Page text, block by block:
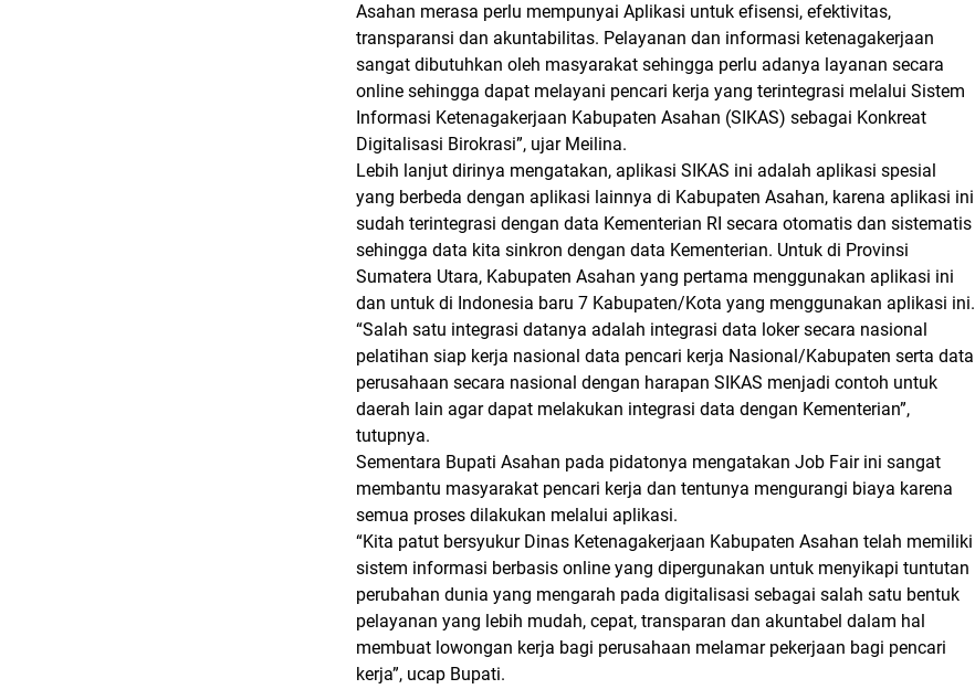
Asahan merasa perlu mempunyai Aplikasi untuk efisensi, efektivitas,
transparansi dan akuntabilitas. Pelayanan dan informasi ketenagakerjaan
sangat dibutuhkan oleh masyarakat sehingga perlu adanya layanan secara
online sehingga dapat melayani pencari kerja yang terintegrasi melalui Sistem
Informasi Ketenagakerjaan Kabupaten Asahan (SIKAS) sebagai Konkreat
Digitalisasi Birokrasi”, ujar Meilina.
Lebih lanjut dirinya mengatakan, aplikasi SIKAS ini adalah aplikasi spesial
yang berbeda dengan aplikasi lainnya di Kabupaten Asahan, karena aplikasi ini
sudah terintegrasi dengan data Kementerian RI secara otomatis dan sistematis
sehingga data kita sinkron dengan data Kementerian. Untuk di Provinsi
Sumatera Utara, Kabupaten Asahan yang pertama menggunakan aplikasi ini
dan untuk di Indonesia baru 7 Kabupaten/Kota yang menggunakan aplikasi ini.
“Salah satu integrasi datanya adalah integrasi data loker secara nasional
pelatihan siap kerja nasional data pencari kerja Nasional/Kabupaten serta data
perusahaan secara nasional dengan harapan SIKAS menjadi contoh untuk
daerah lain agar dapat melakukan integrasi data dengan Kementerian”,
tutupnya.
Sementara Bupati Asahan pada pidatonya mengatakan Job Fair ini sangat
membantu masyarakat pencari kerja dan tentunya mengurangi biaya karena
semua proses dilakukan melalui aplikasi.
“Kita patut bersyukur Dinas Ketenagakerjaan Kabupaten Asahan telah memiliki
sistem informasi berbasis online yang dipergunakan untuk menyikapi tuntutan
perubahan dunia yang mengarah pada digitalisasi sebagai salah satu bentuk
pelayanan yang lebih mudah, cepat, transparan dan akuntabel dalam hal
membuat lowongan kerja bagi perusahaan melamar pekerjaan bagi pencari
kerja”, ucap Bupati.